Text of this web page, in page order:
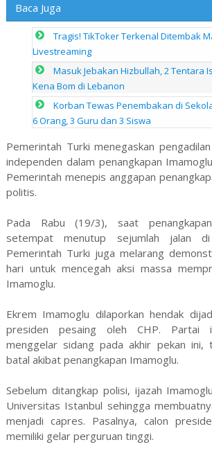
Baca Juga
Tragis! TikToker Terkenal Ditembak
Livestreaming
Masuk Jebakan Hizbullah, 2 Tentara
Kena Bom di Lebanon
Korban Tewas Penembakan di
6 Orang, 3 Guru dan 3 Siswa
Pemerintah Turki menegaskan
independen dalam penangkapan
Pemerintah menepis anggapan
politis.
Pada Rabu (19/3), saat
setempat menutup sejumlah jalan
Pemerintah Turki juga melarang
hari untuk mencegah aksi massa
Imamoglu.
Ekrem Imamoglu dilaporkan hendak
presiden pesaing oleh CHP. Partai
menggelar sidang pada akhir pekan ini,
batal akibat penangkapan Imamoglu.
Sebelum ditangkap polisi, ijazah
Universitas Istanbul sehingga
menjadi capres. Pasalnya, calon
memiliki gelar perguruan tinggi.